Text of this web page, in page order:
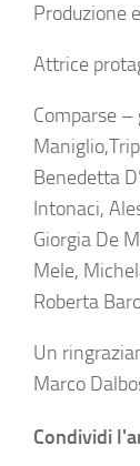
Produzione
Attrice
Comparse
Benedetta
Intonaci,
Giorgia De
Mele,
Roberta
Un
Marco
Condividi